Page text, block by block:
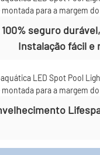
seguro durável,
fácil e